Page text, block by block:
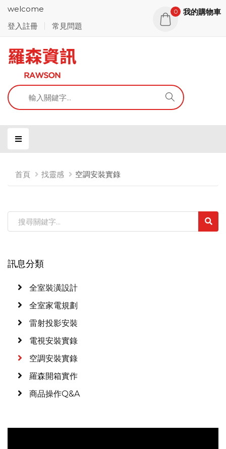
welcome
登入註冊
常見問題
0 我的購物車
首頁 找靈感 空調安裝實錄
訊息分類
全室裝潢設計
全室家電規劃
雷射投影安裝
電視安裝實錄
空調安裝實錄
羅森開箱實作
商品操作Q&A